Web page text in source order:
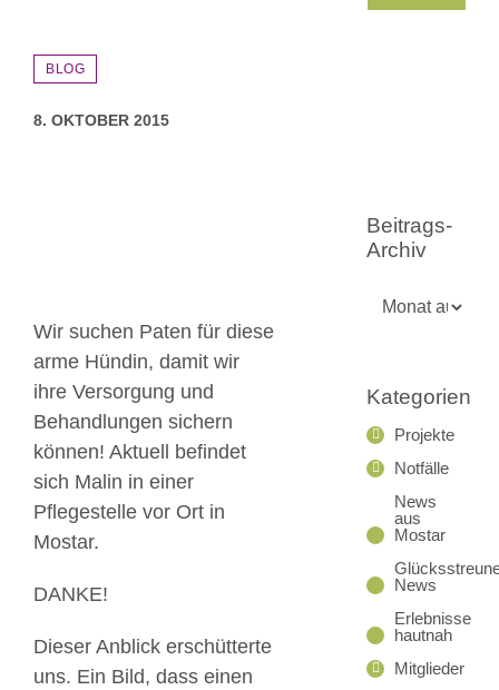
BLOG
8. OKTOBER 2015
Wir suchen Paten für diese
arme Hündin, damit wir
ihre Versorgung und
Behandlungen sichern
können! Aktuell befindet
sich Malin in einer
Pflegestelle vor Ort in
Mostar.
DANKE!
Dieser Anblick erschütterte
uns. Ein Bild, dass einen
Beitrags-
Archiv
Kategorien
Projekte
Notfälle
News
aus
Mostar
News
Erlebnisse
hautnah
Mitglieder